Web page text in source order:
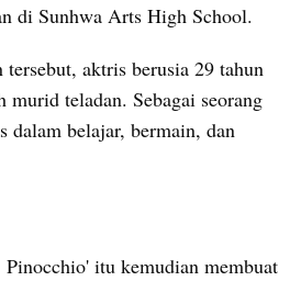
di Sunhwa Arts High School.
tersebut, aktris berusia 29 tahun
murid teladan. Sebagai seorang
dalam belajar, bermain, dan